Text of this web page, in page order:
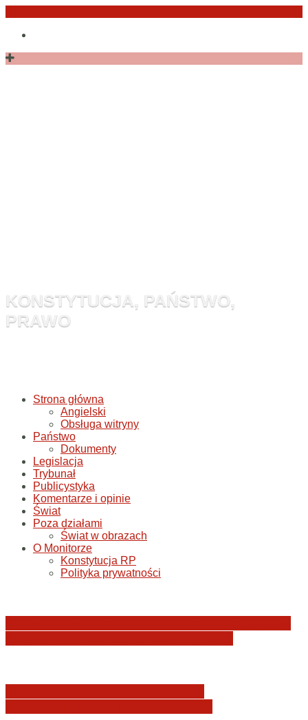
Przejdź
treści
KONSTYTUCJA, PAŃSTWO,
PRAWO
Strona główna
Angielski
Obsługa witryny
Państwo
Dokumenty
Legislacja
Trybunał
Publicystyka
Komentarze i opinie
Świat
Poza działami
Świat w obrazach
O Monitorze
Konstytucja RP
Polityka prywatności